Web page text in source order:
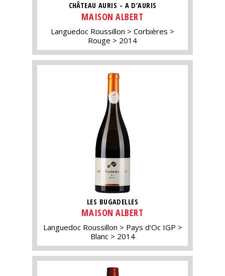
CHÂTEAU AURIS - A D’AURIS
MAISON ALBERT
Languedoc Roussillon
Corbières
Rouge
2014
LES BUGADELLES
MAISON ALBERT
Languedoc Roussillon
Pays d'Oc IGP
Blanc
2014